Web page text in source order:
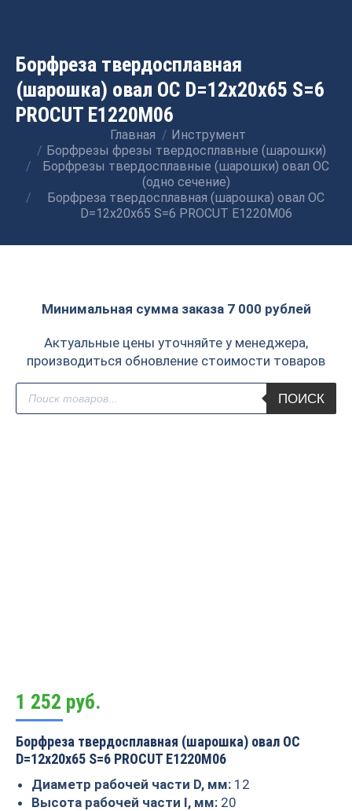
Борфреза твердосплавная
(шарошка) овал ОС D=12x20x65 S=6
PROCUT E1220M06
Главная
Инструмент
Борфрезы фрезы твердосплавные (шарошки)
Борфрезы твердосплавные (шарошки) овал ОС
(одно сечение)
Борфреза твердосплавная (шарошка) овал ОС
D=12x20x65 S=6 PROCUT E1220M06
Минимальная сумма заказа 7 000 рублей
Актуальные цены уточняйте у менеджера,
производиться обновление стоимости товаров
Поиск
товаров
ПОИСК
1 252 руб.
Борфреза твердосплавная (шарошка) овал ОС
D=12x20x65 S=6 PROCUT E1220M06
Диаметр рабочей части D, мм: 12
Высота рабочей части I, мм: 20